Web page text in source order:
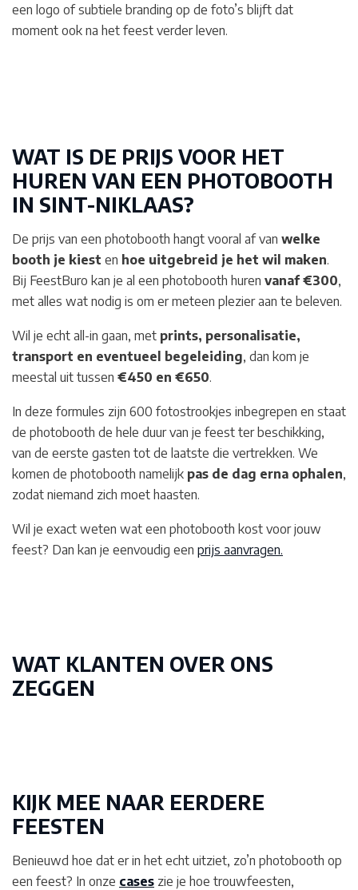
een logo of subtiele branding op de foto’s blijft dat
moment ook na het feest verder leven.
WAT IS DE PRIJS VOOR HET
HUREN VAN EEN PHOTOBOOTH
IN SINT-NIKLAAS?
De prijs van een photobooth hangt vooral af van welke
booth je kiest en hoe uitgebreid je het wil maken.
Bij FeestBuro kan je al een photobooth huren vanaf €300,
met alles wat nodig is om er meteen plezier aan te beleven.
Wil je echt all-in gaan, met prints, personalisatie,
transport en eventueel begeleiding, dan kom je
meestal uit tussen €450 en €650.
In deze formules zijn 600 fotostrookjes inbegrepen en staat
de photobooth de hele duur van je feest ter beschikking,
van de eerste gasten tot de laatste die vertrekken. We
komen de photobooth namelijk pas de dag erna ophalen,
zodat niemand zich moet haasten.
Wil je exact weten wat een photobooth kost voor jouw
feest? Dan kan je eenvoudig een prijs aanvragen.
WAT KLANTEN OVER ONS
ZEGGEN
KIJK MEE NAAR EERDERE
FEESTEN
Benieuwd hoe dat er in het echt uitziet, zo’n photobooth op
een feest? In onze cases zie je hoe trouwfeesten,